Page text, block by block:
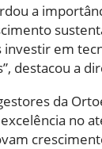
a
investir em
destacou a
da
no